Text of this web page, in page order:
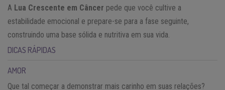
A Lua Crescente em Câncer pede que você cultive a
estabilidade emocional e prepare-se para a fase seguinte,
construindo uma base sólida e nutritiva em sua vida.
DICAS RÁPIDAS
AMOR
Que tal começar a demonstrar mais carinho em suas relações?